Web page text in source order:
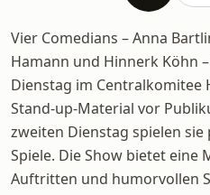
Vier Comedians – Anna
Hamann und Hinnerk Köhn
Dienstag im Centralkomitee
Stand-up-Material vor
zweiten Dienstag spielen
Spiele. Die Show bietet eine
Auftritten und humorvollen